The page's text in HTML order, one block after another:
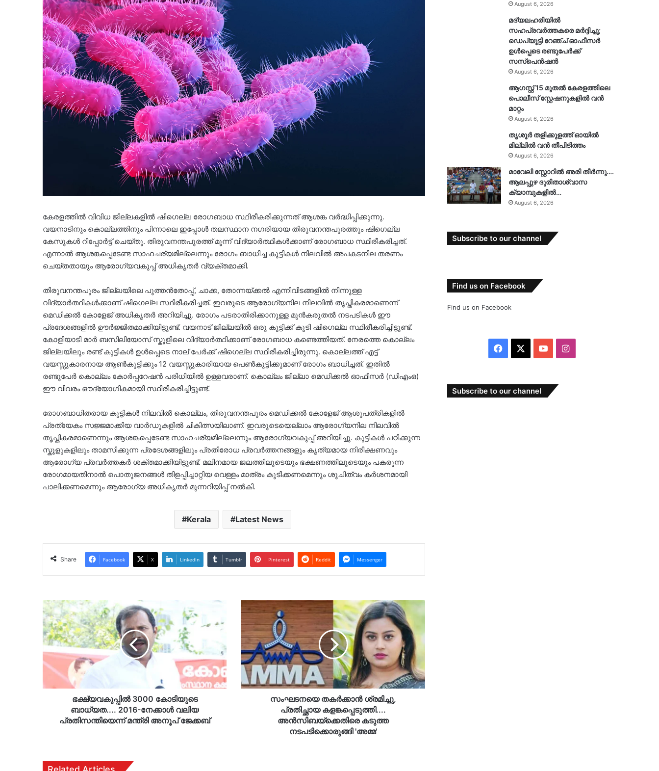
കേരളത്തിൽ വിവിധ ജില്ലകളിൽ ഷിഗെല്ല രോഗബാധ സ്ഥിരീകരിക്കുന്നത് ആശങ്ക വർദ്ധിപ്പിക്കുന്നു.
വയനാടിനും കൊല്ലത്തിനും പിന്നാലെ ഇപ്പോൾ തലസ്ഥാന നഗരിയായ തിരുവനന്തപുരത്തും ഷിഗെല്ല
കേസുകൾ റിപ്പോർട്ട് ചെയ്തു. തിരുവനന്തപുരത്ത് മൂന്ന് വിദ്യാർത്ഥികൾക്കാണ് രോഗബാധ സ്ഥിരീകരിച്ചത്.
എന്നാൽ ആശങ്കപ്പെടേണ്ട സാഹചര്യമില്ലെന്നും രോഗം ബാധിച്ച കുട്ടികൾ നിലവിൽ അപകടനില തരണം
ചെയ്തതായും ആരോഗ്യവകുപ്പ് അധികൃതർ വ്യക്തമാക്കി.
തിരുവനന്തപുരം ജില്ലയിലെ പുത്തൻതോപ്പ്, ചാക്ക, തോന്നയ്ക്കൽ എന്നിവിടങ്ങളിൽ നിന്നുള്ള
വിദ്യാർത്ഥികൾക്കാണ് ഷിഗെല്ല സ്ഥിരീകരിച്ചത്. ഇവരുടെ ആരോഗ്യനില നിലവിൽ തൃപ്തികരമാണെന്ന്
മെഡിക്കൽ കോളേജ് അധികൃതർ അറിയിച്ചു. രോഗം പടരാതിരിക്കാനുള്ള മുൻകരുതൽ നടപടികൾ ഈ
പ്രദേശങ്ങളിൽ ഊർജ്ജിതമാക്കിയിട്ടുണ്ട്. വയനാട് ജില്ലയിൽ ഒരു കുട്ടിക്ക് കൂടി ഷിഗെല്ല സ്ഥിരീകരിച്ചിട്ടുണ്ട്.
കോളിയാടി മാർ ബസിലിയോസ് സ്കൂളിലെ വിദ്യാർത്ഥിക്കാണ് രോഗബാധ കണ്ടെത്തിയത്. നേരത്തെ കൊല്ലം
ജില്ലയിലും രണ്ട് കുട്ടികൾ ഉൾപ്പെടെ നാല് പേർക്ക് ഷിഗെല്ല സ്ഥിരീകരിച്ചിരുന്നു. കൊല്ലത്ത് എട്ട്
വയസ്സുകാരനായ ആൺകുട്ടിക്കും 12 വയസ്സുകാരിയായ പെൺകുട്ടിക്കുമാണ് രോഗം ബാധിച്ചത്. ഇതിൽ
രണ്ടുപേർ കൊല്ലം കോർപ്പറേഷൻ പരിധിയിൽ ഉള്ളവരാണ്. കൊല്ലം ജില്ലാ മെഡിക്കൽ ഓഫീസർ (ഡിഎംഒ)
ഈ വിവരം ഔദ്യോഗികമായി സ്ഥിരീകരിച്ചിട്ടുണ്ട്.
രോഗബാധിതരായ കുട്ടികൾ നിലവിൽ കൊല്ലം, തിരുവനന്തപുരം മെഡിക്കൽ കോളേജ് ആശുപത്രികളിൽ
പ്രത്യേകം സജ്ജമാക്കിയ വാർഡുകളിൽ ചികിത്സയിലാണ്. ഇവരുടെയെല്ലാം ആരോഗ്യനില നിലവിൽ
തൃപ്തികരമാണെന്നും ആശങ്കപ്പെടേണ്ട സാഹചര്യമില്ലെന്നും ആരോഗ്യവകുപ്പ് അറിയിച്ചു. കുട്ടികൾ പഠിക്കുന്ന
സ്കൂളുകളിലും താമസിക്കുന്ന പ്രദേശങ്ങളിലും പ്രതിരോധ പ്രവർത്തനങ്ങളും കൃത്യമായ നിരീക്ഷണവും
ആരോഗ്യ പ്രവർത്തകർ ശക്തമാക്കിയിട്ടുണ്ട്. മലിനമായ ജലത്തിലൂടെയും ഭക്ഷണത്തിലൂടെയും പകരുന്ന
രോഗമായതിനാൽ പൊതുജനങ്ങൾ തിളപ്പിച്ചാറ്റിയ വെള്ളം മാത്രം കുടിക്കണമെന്നും ശുചിത്വം കർശനമായി
പാലിക്കണമെന്നും ആരോഗ്യ അധികൃതർ മുന്നറിയിപ്പ് നൽകി.
Kerala Latest News
Share Facebook X LinkedIn Tumblr Pinterest Reddit Messenger
ഭക്ഷ്യവകുപ്പിൽ
3000
കോടിയുടെ
ബാധ്യത....
2016-
നേക്കാൾ
വലിയ
പ്രതിസന്തിയെന്ന്
മന്ത്രി
ഭക്ഷ്യവകുപ്പിൽ 3000 കോടിയുടെ
ബാധ്യത.... 2016-നേക്കാൾ വലിയ
പ്രതിസന്തിയെന്ന് മന്ത്രി അനൂപ് ജേക്കബ്
സംഘടനയെ
തകർക്കാൻ
ശ്രമിച്ചു,
പ്രതിച്ഛായ
കളങ്കപ്പെടുത്തി....
അൻസിബയ്‌ക്കെതിരെ
കടുത്ത
നടപടിക്കൊരുങ്ങി
'അമ്മ'
സംഘടനയെ തകർക്കാൻ ശ്രമിച്ചു,
പ്രതിച്ഛായ കളങ്കപ്പെടുത്തി....
അൻസിബയ്‌ക്കെതിരെ കടുത്ത
നടപടിക്കൊരുങ്ങി 'അമ്മ'
August 6, 2026
മദ്യലഹരിയിൽ
സഹപ്രവർത്തകരെ മർദ്ദിച്ചു;
ഡെപ്യൂട്ടി റേഞ്ച് ഓഫീസർ
ഉൾപ്പെടെ രണ്ടുപേർക്ക്
സസ്‌പെൻഷൻ
August 6, 2026
ആഗസ്റ്റ് 15 മുതൽ കേരളത്തിലെ
പൊലീസ് സ്റ്റേഷനുകളിൽ വൻ
മാറ്റം
August 6, 2026
തൃശൂർ തളിക്കുളത്ത് ഓയിൽ
മില്ലിൽ വൻ തീപിടിത്തം
August 6, 2026
മാവേലി സ്റ്റോറിൽ അരി തീർന്നു….
ആലപ്പുഴ ദുരിതാശ്വാസ
ക്യാമ്പുകളിൽ…
August 6, 2026
Subscribe to our channel
Find us on Facebook
Find us on Facebook
Facebook YouTubeInstagram
Subscribe to our channel